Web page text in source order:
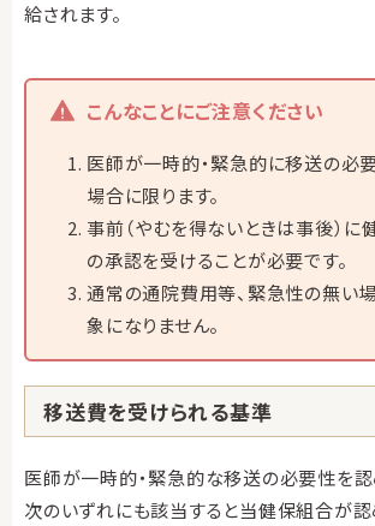
給されます。
こんなことにご注意ください
医師が一時的・緊急的に移送の必
場合に限ります。
事前（やむを得ないときは事後）
の承認を受けることが必要です。
通常の通院費用等、緊急性の無い
象になりません。
移送費を受けられる基準
医師が一時的・緊急的な移送の必要性を認
次のいずれにも該当すると当健保組合が